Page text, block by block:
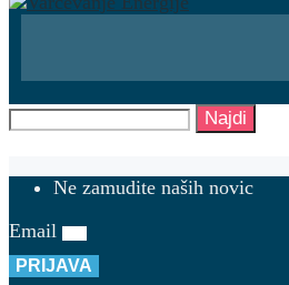
Najdi
Ne zamudite naših novic
Email
PRIJAVA